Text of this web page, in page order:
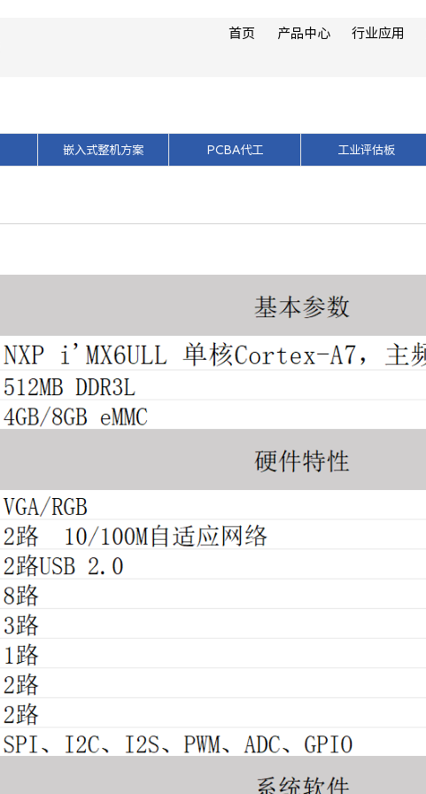
首页 产品中心 行业应用
核心板
嵌入式整机方案 PCBA代工 工业评估板